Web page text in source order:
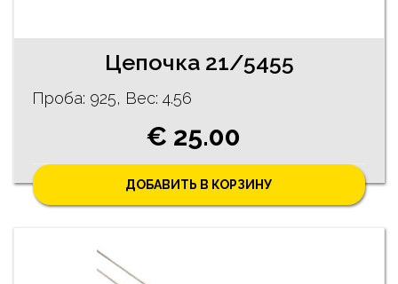
Цепочка 21/5455
Проба: 925, Bес: 4.56
€ 25.00
ДОБАВИТЬ В КОРЗИНУ